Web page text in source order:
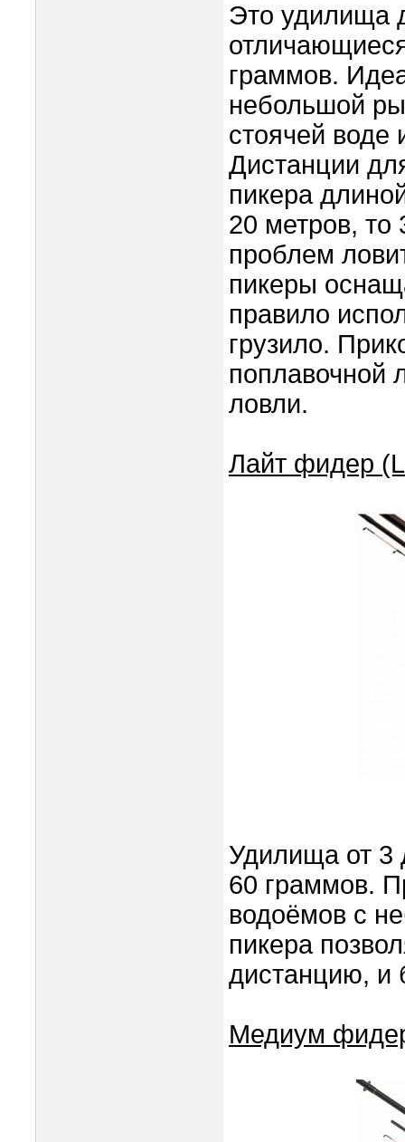
Это удилища
граммов.
небольшой
стоячей
Дистанции
пикера
20 метров,
проблем
пикеры
правило
грузило.
поплавочной
ловли.
Лайт фидер
Удилища от 3
60 граммов.
водоёмов с
пикера
дистанцию, и
Медиум